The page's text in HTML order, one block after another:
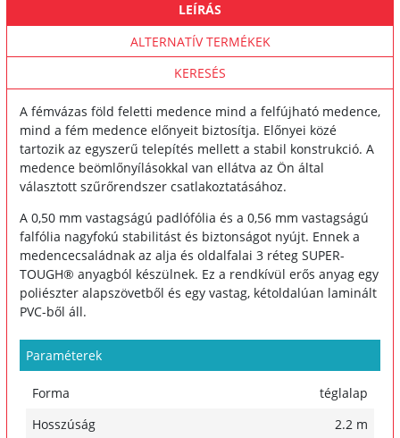
LEÍRÁS
ALTERNATÍV TERMÉKEK
KERESÉS
A fémvázas föld feletti medence mind a felfújható medence,
mind a fém medence előnyeit biztosítja. Előnyei közé
tartozik az egyszerű telepítés mellett a stabil konstrukció. A
medence beömlőnyílásokkal van ellátva az Ön által
választott szűrőrendszer csatlakoztatásához.
A 0,50 mm vastagságú padlófólia és a 0,56 mm vastagságú
falfólia nagyfokú stabilitást és biztonságot nyújt. Ennek a
medencecsaládnak az alja és oldalfalai 3 réteg SUPER-
TOUGH® anyagból készülnek. Ez a rendkívül erős anyag egy
poliészter alapszövetből és egy vastag, kétoldalúan laminált
PVC-ből áll.
Paraméterek
Forma
téglalap
Hosszúság
2.2 m